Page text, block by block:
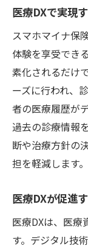
医療DXで実現
スマホマイナ保
体験を享受でき
素化されるだけ
ーズに行われ、
者の医療履歴が
過去の診療情報
断や治療方針の
担を軽減します。
医療DXが促進
医療DXは、医療
す。デジタル技